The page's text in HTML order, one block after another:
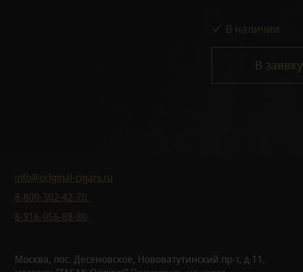
В наличии
В заявку
info@original-cigars.ru
8-800-302-42-70
8-916-056-88-80
Москва, пос. Десеновское, Нововатутинский пр-т, д.11,